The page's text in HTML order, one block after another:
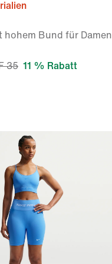
hohem Bund für Damen
35 11 % Rabatt